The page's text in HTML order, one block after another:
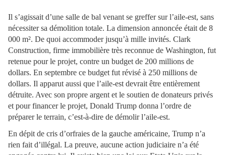
Il s’agissait d’une salle de bal venant se greffer sur l’aile-est, sans
nécessiter sa démolition totale. La dimension annoncée était de 8
000 m². De quoi accommoder jusqu’à mille invités. Clark
Construction, firme immobilière très reconnue de Washington, fut
retenue pour le projet, contre un budget de 200 millions de
dollars. En septembre ce budget fut révisé à 250 millions de
dollars. Il apparut aussi que l’aile-est devrait être entièrement
détruite. Avec son propre argent et le soutien de donateurs privés
et pour financer le projet, Donald Trump donna l’ordre de
préparer le terrain, c’est-à-dire de démolir l’aile-est.
En dépit de cris d’orfraies de la gauche américaine, Trump n’a
rien fait d’illégal. La preuve, aucune action judiciaire n’a été